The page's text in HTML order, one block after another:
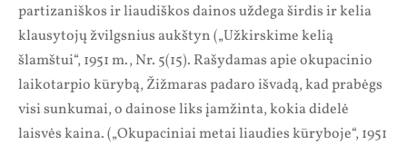
partizaniškos ir liaudiškos dainos uždega širdis ir kelia
klausytojų žvilgsnius aukštyn („Užkirskime kelią
šlamštui“, 1951 m., Nr. 5(15). Rašydamas apie okupacinio
laikotarpio kūrybą, Žižmaras padaro išvadą, kad prabėgs
visi sunkumai, o dainose liks įamžinta, kokia didelė
laisvės kaina. („Okupaciniai metai liaudies kūryboje“, 1951